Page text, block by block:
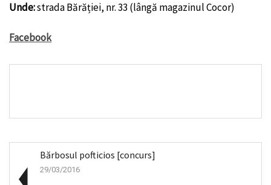
Unde:strada Bărăției, nr. 33 (lângă magazinul Cocor)
Facebook
Bărbosul pofticios [concurs]
29/03/2016